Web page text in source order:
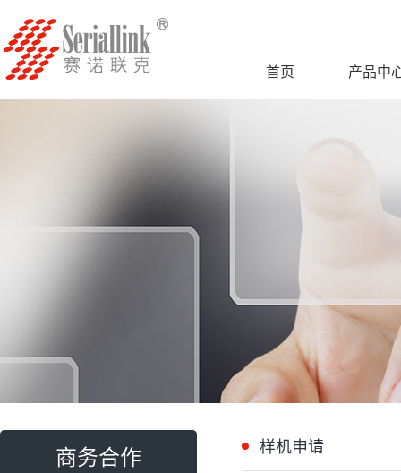
首页 产品中
商务合作 样机申请